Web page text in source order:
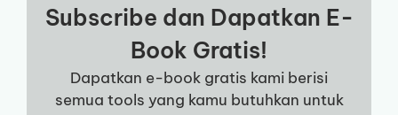
Subscribe dan Dapatkan E-
Book Gratis!
Dapatkan e-book gratis kami berisi
semua tools yang kamu butuhkan untuk